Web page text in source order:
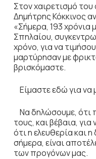
Στον χαιρετισμό
Δημήτρης Κόκκινος
«Σήμερα, 193 χρόνια
Σπηλαίου,
χρόνο, για να
μαρτύρησαν με
βρισκόμαστε.
Είμαστε εδώ για να
Να δηλώσουμε, ότι
τους, και βέβαια, για
ότι η ελευθερία και
σήμερα, είναι
των προγόνων μας.